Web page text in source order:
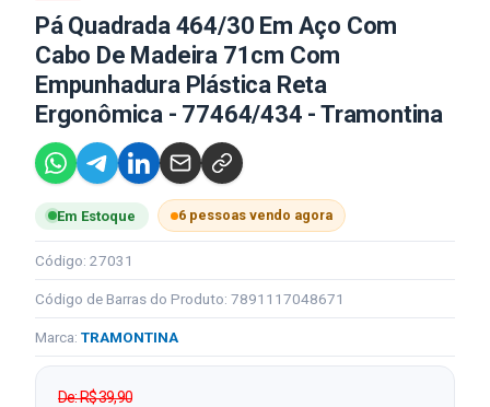
Pá Quadrada 464/30 Em Aço Com
Cabo De Madeira 71cm Com
Empunhadura Plástica Reta
Ergonômica - 77464/434 - Tramontina
Em Estoque 6 pessoas vendo agora
Código: 27031
Código de Barras do Produto: 7891117048671
Marca: TRAMONTINA
De: R$ 39,90